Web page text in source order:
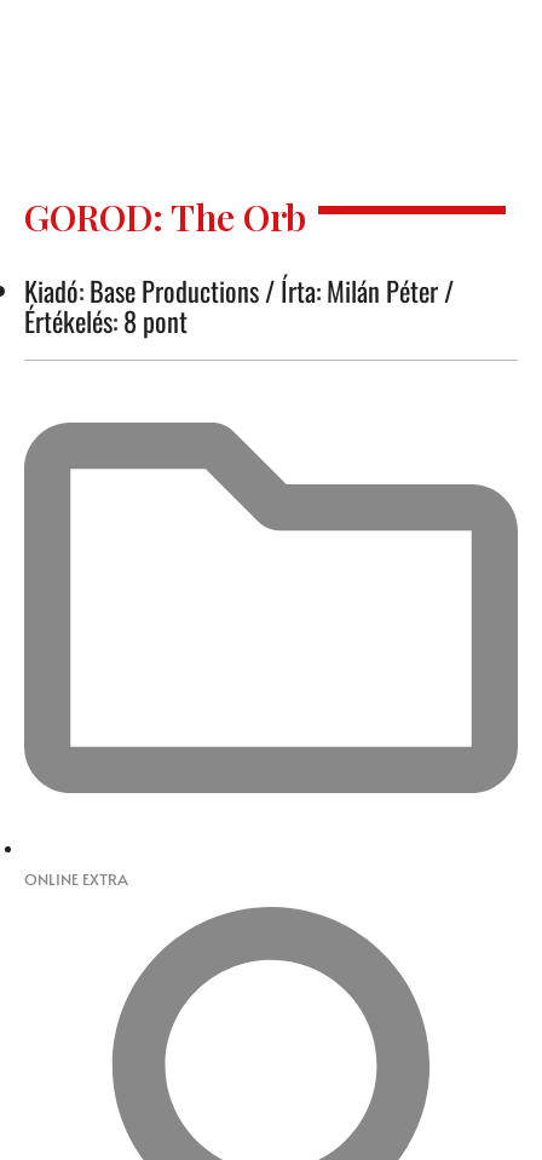
GOROD: The Orb
Kiadó: Base Productions / Írta: Milán Péter /
Értékelés: 8 pont
ONLINE EXTRA